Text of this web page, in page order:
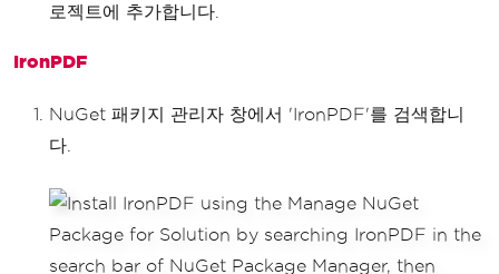
로젝트에 추가합니다.
IronPDF
NuGet 패키지 관리자 창에서 'IronPDF'를 검색합니
다.